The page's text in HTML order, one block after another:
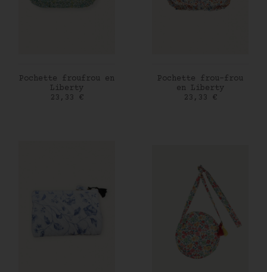
AJOUTER AU PANIER
Pochette froufrou en
Liberty
Prix
23,33 €
AJOUTER AU PANIER
Pochette frou-frou
en Liberty
Prix
23,33 €